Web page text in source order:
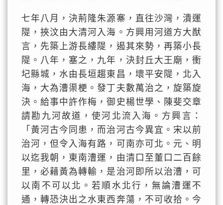
七年八月，決荊隆朱源寨，直往沙灣，潰運
隄，挾汶由大清河入海。方興用河道方大猷
言，先築上游長縷隄，遏其來勢，再築小長
隄。八年，塞之，九年，決封丘大王廟，衝
圮縣城，水由長垣趨東昌，壞平安隄，北入
海，大為漕渠梗。發丁夫數萬治之，旋築旋
決。給事中許作梅，御史楊世學、陳斐交章
請勘九河故道，使河北流入海。方興言：
「黃河古今同患，而治河古今異宜。宋以前
治河，但令入海有路，可南亦可北。元、明
以迄我朝，東南漕運，由清口至董口二百餘
里，必藉黃為轉輸，是治河即所以治漕，可
以南不可以北。若順水北行，無論漕運不
通，轉恐決出之水東西奔蕩，不可收拾。今